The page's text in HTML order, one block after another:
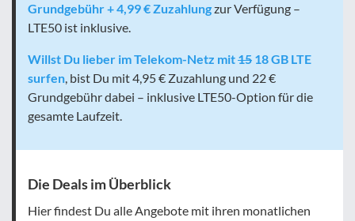
Grundgebühr + 4,99 € Zuzahlungzur Verfügung –
LTE50 ist inklusive.
Willst Du lieber im Telekom-Netz mit15 18 GB LTE
surfen, bist Du mit 4,95 € Zuzahlung und 22 €
Grundgebühr dabei – inklusive LTE50-Option für die
gesamte Laufzeit.
Die Deals im Überblick
Hier findest Du alle Angebote mit ihren monatlichen